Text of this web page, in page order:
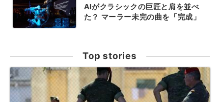
AIがクラシックの巨匠と肩を並べ
た？ マーラー未完の曲を「完成」
Top stories